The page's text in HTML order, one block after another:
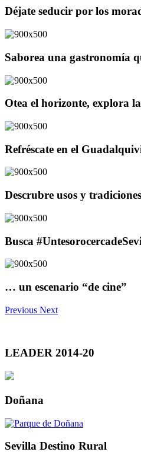
Déjate seducir por los
Saborea una gastronomía
Otea el horizonte, explora
Refréscate en el
Descrubre usos y
Busca
… un escenario “de cine”
Previous Next
LEADER 2014-20
Doñana
Sevilla Destino Rural